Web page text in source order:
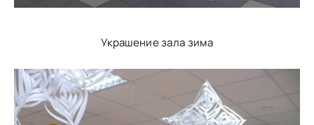
Украшение зала зима